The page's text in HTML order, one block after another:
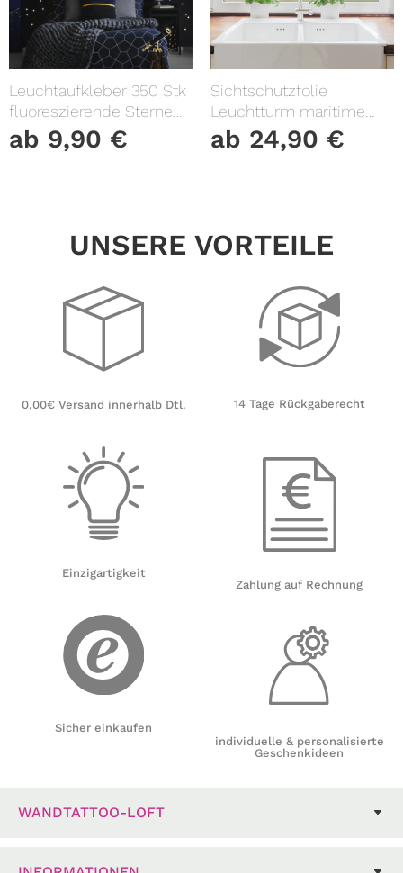
Leuchtaufkleber 350 Stk
fluoreszierende Sterne
und Punkte leuchten im
Dunklen Kinderzimmer
ab 9,90 €
Sichtschutzfolie
Leuchtturm maritime
Fensterfolie Fensterdeko
Milchglasfolie
ab 24,90 €
UNSERE VORTEILE
0,00€ Versand innerhalb Dtl.
Einzigartigkeit
Sicher einkaufen
14 Tage Rückgaberecht
Zahlung auf Rechnung
individuelle & personalisierte
Geschenkideen
WANDTATTOO-LOFT